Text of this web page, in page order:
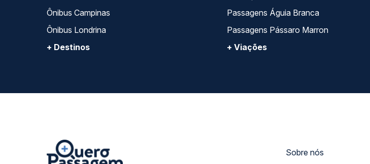
Ônibus Campinas
Ônibus Londrina
+ Destinos
Passagens Águia Branca
Passagens Pássaro Marron
+ Viações
Sobre nós